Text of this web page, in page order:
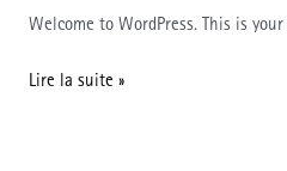
Welcome to WordPress. This is
Lire la suite »